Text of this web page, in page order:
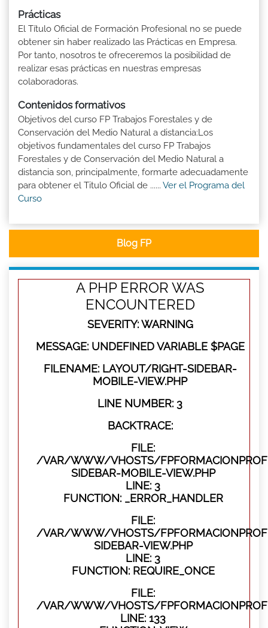
Prácticas
El Título Oficial de Formación Profesional no se puede
obtener sin haber realizado las Prácticas en Empresa.
Por tanto, nosotros te ofreceremos la posibilidad de
realizar esas prácticas en nuestras empresas
colaboradoras.
Contenidos formativos
Objetivos del curso FP Trabajos Forestales y de
Conservación del Medio Natural a distancia:Los
objetivos fundamentales del curso FP Trabajos
Forestales y de Conservación del Medio Natural a
distancia son, principalmente, formarte adecuadamente
para obtener el Titulo Oficial de ...... Ver el Programa del
Curso
Blog FP
A PHP ERROR WAS
ENCOUNTERED
SEVERITY: WARNING
MESSAGE: UNDEFINED VARIABLE $PAGE
FILENAME: LAYOUT/RIGHT-SIDEBAR-
MOBILE-VIEW.PHP
LINE NUMBER: 3
BACKTRACE:
FILE:
/VAR/WWW/VHOSTS/
SIDEBAR-MOBILE-VIEW.PHP
LINE: 3
FUNCTION: _ERROR_HANDLER
FILE:
/VAR/WWW/VHOSTS/
SIDEBAR-VIEW.PHP
LINE: 3
FUNCTION: REQUIRE_ONCE
FILE:
/VAR/WWW/VHOSTS/
LINE: 133